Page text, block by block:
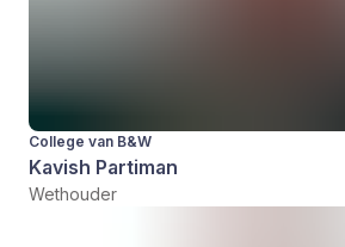
College van B&W
Kavish Partiman
Wethouder